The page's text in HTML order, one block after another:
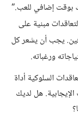
مبنية على
يجب أن يشعر كل
ورغباته.
السلوكية أداة
الإيجابية. هل لديك